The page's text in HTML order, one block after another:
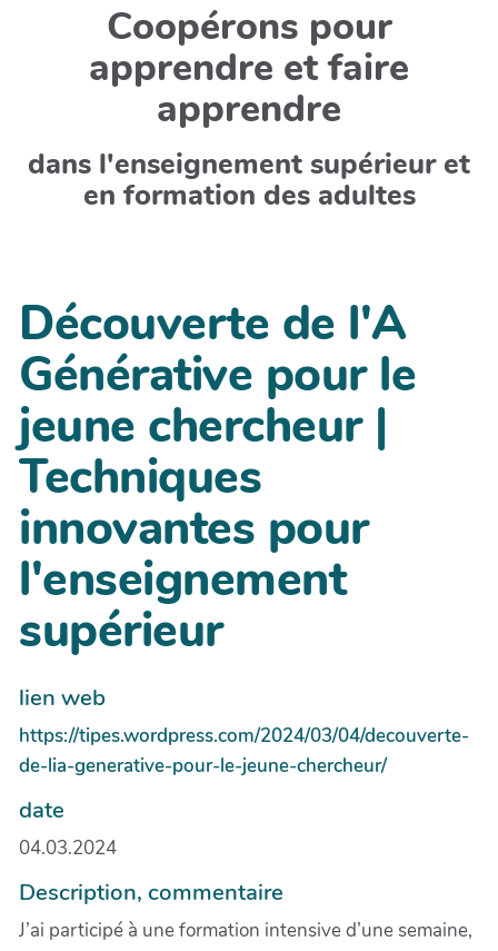
Coopérons pour
apprendre et faire
apprendre
dans l'enseignement supérieur et
en formation des adultes
Découverte de l'A
Générative pour le
jeune chercheur |
Techniques
innovantes pour
l'enseignement
supérieur
lien web
https://tipes.wordpress.com/2024/03/04/decouverte-
de-lia-generative-pour-le-jeune-chercheur/
date
04.03.2024
Description, commentaire
J’ai participé à une formation intensive d’une semaine,